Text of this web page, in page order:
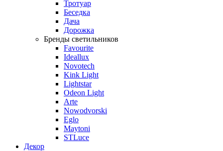
Тротуар
Беседка
Дача
Дорожка
Бренды светильников
Favourite
Ideallux
Novotech
Kink Light
Lightstar
Odeon Light
Arte
Nowodvorski
Eglo
Maytoni
STLuce
Декор